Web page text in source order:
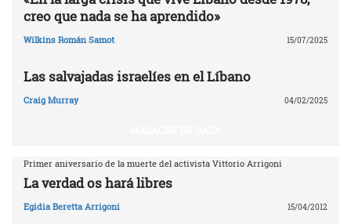
creo que nada se ha aprendido»
Wilkins Román Samot 15/07/2025
Las salvajadas israelíes en el Líbano
Craig Murray 04/02/2025
Primer aniversario de la muerte del activista Vittorio Arrigoni
La verdad os hará libres
Egidia Beretta Arrigoni 15/04/2012